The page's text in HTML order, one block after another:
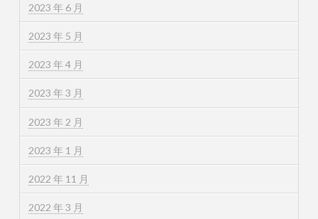
2023 年 6 月
2023 年 5 月
2023 年 4 月
2023 年 3 月
2023 年 2 月
2023 年 1 月
2022 年 11 月
2022 年 3 月